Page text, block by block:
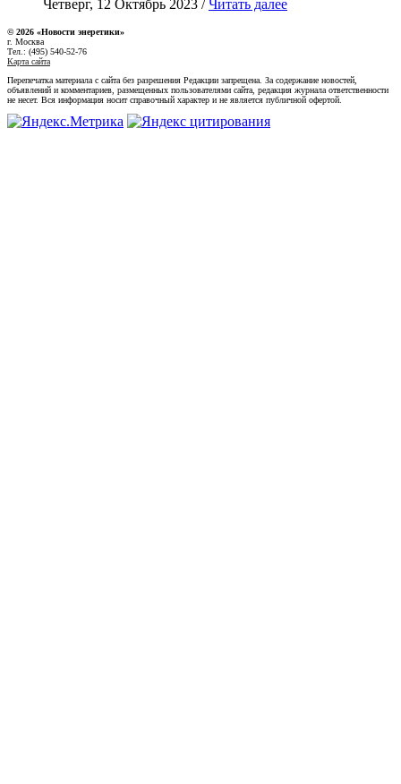
Четверг, 12 Октябрь 2023 / Читать далее
© 2026 «Новости энеретики»
г. Москва
Тел.: (495) 540-52-76
Карта сайта
Перепечатка материала с сайта без разрешения Редакции запрещена. За содержание новостей,
объявлений и комментариев, размещенных пользователями сайта, редакция журнала ответственности
не несет. Вся информация носит справочный характер и не является публичной офертой.